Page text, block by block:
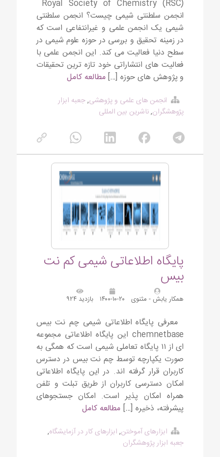
انجمن سلطنتی شیمی چیست؟ انجمن سلطنتی
شیمی یک انجمن علمی و غیرانتفاعی است که
در زمینه تحقیق و بررسی در حوزه علوم شیمی در
سطح دنیا فعالیت می کند. این انجمن علمی با
فعالیت های انتشاراتی خود تازه ترین تحقیقات
و پژوهش های حوزه […]مطالعه کامل
انجمن های علمی و پژوهشی,جعبه ابزار
پژوهشگران,ناشرین بین المللی
پایگاه اطلاعاتی شیمی کم نت
بیس
همکار یابش - مثنوی ۱۴۰۰-۱۰-۲۰ بازدید ۹۲۴
معرفی پایگاه اطلاعاتی شیمی چم نت بیس
chemnetbase این پایگاه اطلاعاتی مجموعه
ای از ۱۱ پایگاه تعاملی شیمی است که همگی به
صورت یکپارچه توسط چم نت بیس در دسترس
کاربران قرار گرفته اند. در این پایگاه اطلاعاتی
امکان دسترسی کاربران از طریق تبلت و تلفن
همراه امکان پذیر است. امکان جستجوهای
پیشرفته، ذخیره […] مطالعه کامل
ابزارهای آموختن, ابزارهای کار در آزمایشگاه,
جعبه ابزار پژوهشگران